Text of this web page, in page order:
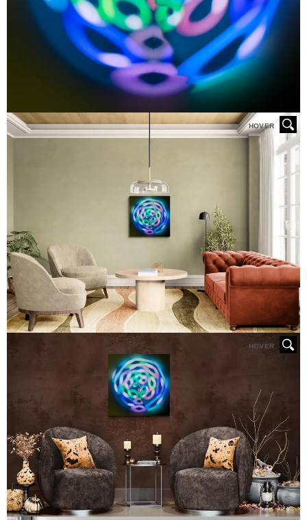
HOVER
HOVER